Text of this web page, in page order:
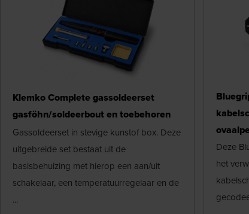
Klemko Complete gassoldeerset
gasföhn/soldeerbout en toebehoren
Gassoldeerset in stevige kunstof box. Deze
uitgebreide set bestaat uit de
basisbehuizing met hierop een aan/uit
schakelaar, een temperatuurregelaar en de
...
Deze
het